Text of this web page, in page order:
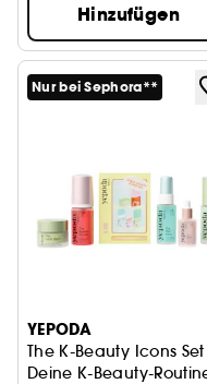
Hinzufügen
Nur bei Sephora**
YEPODA
The K-Beauty Icons Set
Deine K-Beauty-